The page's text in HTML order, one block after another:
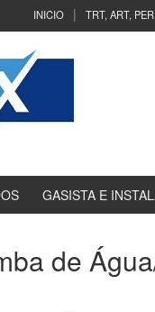
INICIO TRT, ART,
GASISTA E
de